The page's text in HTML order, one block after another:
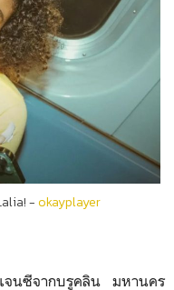
-okayplayer
จนซีจากบรูคลิน มหานคร